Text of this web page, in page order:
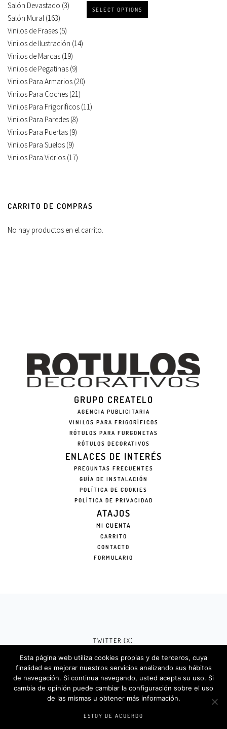
SELECT OPTIONS
Salón Devastado (3)
Salón Mural (163)
Vinilos de Frases (5)
Vinilos de Ilustración (14)
Vinilos de Marcas (19)
Vinilos de Pegatinas (9)
Vinilos Para Armarios (20)
Vinilos Para Coches (21)
Vinilos Para Frigorificos (11)
Vinilos Para Paredes (8)
Vinilos Para Puertas (9)
Vinilos Para Suelos (9)
Vinilos Para Vidrios (17)
CARRITO DE COMPRAS
No hay productos en el carrito.
GRUPO CREATELO
AGENCIA PUBLICITARIA
VINILOS PARA FRIGORÍFICOS
RÓTULOS PARA FURGONETAS
RÓTULOS DECORATIVOS
ENLACES DE INTERÉS
PREGUNTAS FRECUENTES
GUÍA DE INSTALACIÓN
POLÍTICA DE COOKIES
POLÍTICA DE PRIVACIDAD
ATAJOS
MI CUENTA
CARRITO
CONTACTO
FORMULARIO
TWITTER (X)
FACEBOOK (META)
INSTAGRAM
Rotulosdecorativos.com © 2024. Diseño &
Codigos porCreatelo.com.es
Esta página web utiliza cookies propias y de terceros, cuya
finalidad es mejorar nuestros servicios analizando sus hábitos
de navegación. Si continua navegando, usted acepta su uso. Si
cambia de opinión puede cambiar la configuración sobre el uso
de las mismas u obtener más información.
ESTOY DE ACUERDO